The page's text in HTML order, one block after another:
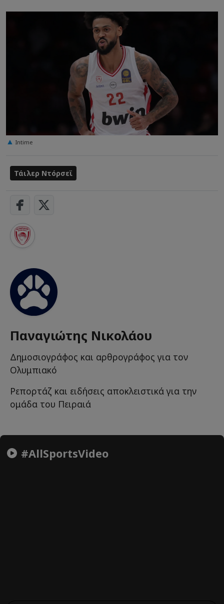
Intime
Τάιλερ Ντόρσεϊ
Παναγιώτης Νικολάου
Δημοσιογράφος και αρθρογράφος για τον
Ολυμπιακό
Ρεπορτάζ και ειδήσεις αποκλειστικά για την
ομάδα του Πειραιά
#AllSportsVideo